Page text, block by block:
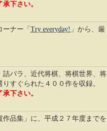
下さい。
ナー「 Try everyday! 」から、厳
パラ、近代将棋、将棋世界、将
すぐられた４００作を収録。
下さい。
品集」に、平成２７年度までを